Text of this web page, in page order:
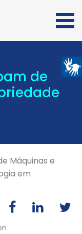
de
Máquinas e
em